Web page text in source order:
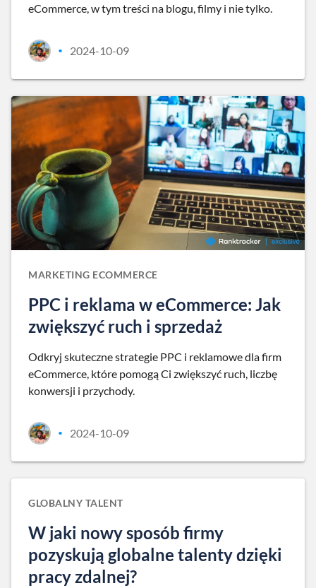
eCommerce, w tym treści na blogu, filmy i nie tylko.
• 2024-10-09
MARKETING ECOMMERCE
PPC i reklama w eCommerce: Jak
zwiększyć ruch i sprzedaż
Odkryj skuteczne strategie PPC i reklamowe dla firm
eCommerce, które pomogą Ci zwiększyć ruch, liczbę
konwersji i przychody.
• 2024-10-09
GLOBALNY TALENT
W jaki nowy sposób firmy
pozyskują globalne talenty dzięki
pracy zdalnej?